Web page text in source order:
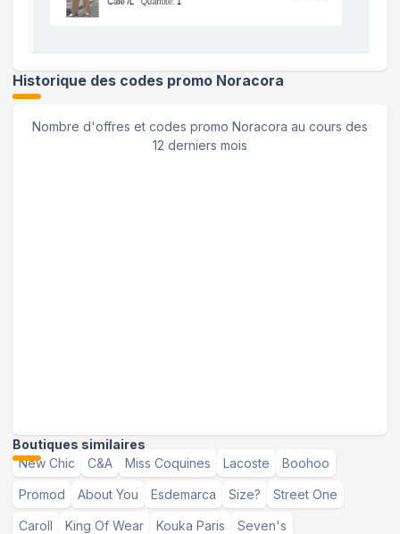
Historique des codes promo Noracora
Nombre d'offres et codes promo Noracora au cours des
12 derniers mois
Boutiques similaires
New Chic
C&A Miss Coquines Lacoste Boohoo
Promod About You Esdemarca Size? Street One
Caroll King Of Wear Kouka Paris Seven's